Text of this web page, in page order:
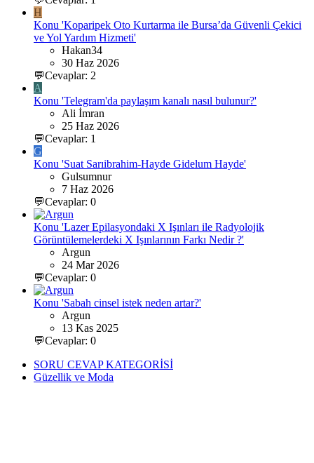
H
Konu 'Koparipek Oto Kurtarma ile Bursa’da Güvenli Çekici
ve Yol Yardım Hizmeti'
Hakan34
30 Haz 2026
💬Cevaplar: 2
A
Konu 'Telegram'da paylaşım kanalı nasıl bulunur?'
Ali İmran
25 Haz 2026
💬Cevaplar: 1
G
Konu 'Suat Sarıibrahim-Hayde Gidelum Hayde'
Gulsumnur
7 Haz 2026
💬Cevaplar: 0
Konu 'Lazer Epilasyondaki X Işınları ile Radyolojik
Görüntülemelerdeki X Işınlarının Farkı Nedir ?'
Argun
24 Mar 2026
💬Cevaplar: 0
Konu 'Sabah cinsel istek neden artar?'
Argun
13 Kas 2025
💬Cevaplar: 0
SORU CEVAP KATEGORİSİ
Güzellik ve Moda